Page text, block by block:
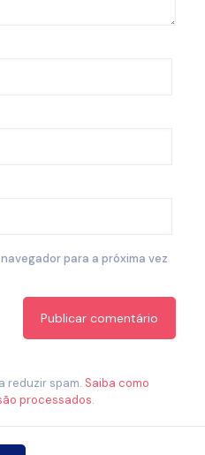
para a próxima vez
reduzir spam. Saiba como
processados.